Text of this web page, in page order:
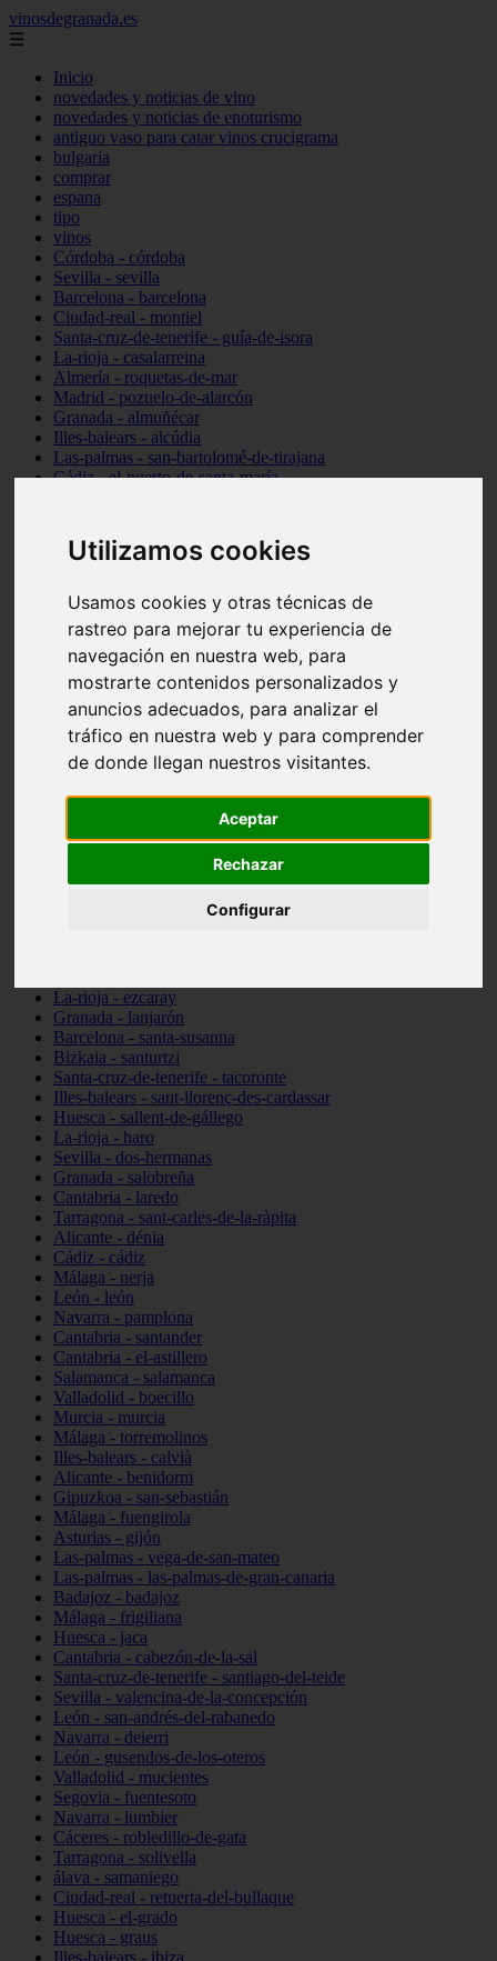
Utilizamos cookies
Usamos cookies y otras técnicas de
rastreo para mejorar tu experiencia de
navegación en nuestra web, para
mostrarte contenidos personalizados y
anuncios adecuados, para analizar el
tráfico en nuestra web y para comprender
de donde llegan nuestros visitantes.
Aceptar
Rechazar
Configurar
vinosdegranada.es
☰
Inicio
novedades y noticias de vino
novedades y noticias de enoturismo
antiguo vaso para catar vinos crucigrama
bulgaria
comprar
espana
tipo
vinos
Córdoba - córdoba
Sevilla - sevilla
Barcelona - barcelona
Ciudad-real - montiel
Santa-cruz-de-tenerife - guía-de-isora
La-rioja - casalarreina
Almería - roquetas-de-mar
Madrid - pozuelo-de-alarcón
Granada - almuñécar
Illes-balears - alcúdia
Las-palmas - san-bartolomé-de-tirajana
Cádiz - el-puerto-de-santa-maría
Santa-cruz-de-tenerife - los-llanos-de-aridane
Cantabria - suances
Granada - monachil
Huesca - isábena
Huesca - alquézar
Huesca - castejón-de-sos
Sevilla - marinaleda
Córdoba - almedinilla
Navarra - zangoza
Cantabria - arenas-de-iguña
Barcelona - la-pobla-de-lillet
Las-palmas - yaiza
Valladolid - fuensaldaña
La-rioja - ezcaray
Granada - lanjarón
Barcelona - santa-susanna
Bizkaia - santurtzi
Santa-cruz-de-tenerife - tacoronte
Illes-balears - sant-llorenç-des-cardassar
Huesca - sallent-de-gállego
La-rioja - haro
Sevilla - dos-hermanas
Granada - salobreña
Cantabria - laredo
Tarragona - sant-carles-de-la-ràpita
Alicante - dénia
Cádiz - cádiz
Málaga - nerja
León - león
Navarra - pamplona
Cantabria - santander
Cantabria - el-astillero
Salamanca - salamanca
Valladolid - boecillo
Murcia - murcia
Málaga - torremolinos
Illes-balears - calvià
Alicante - benidorm
Gipuzkoa - san-sebastián
Málaga - fuengirola
Asturias - gijón
Las-palmas - vega-de-san-mateo
Las-palmas - las-palmas-de-gran-canaria
Badajoz - badajoz
Málaga - frigiliana
Huesca - jaca
Cantabria - cabezón-de-la-sal
Santa-cruz-de-tenerife - santiago-del-teide
Sevilla - valencina-de-la-concepción
León - san-andrés-del-rabanedo
Navarra - deierri
León - gusendos-de-los-oteros
Valladolid - mucientes
Segovia - fuentesoto
Navarra - lumbier
Cáceres - robledillo-de-gata
Tarragona - solivella
álava - samaniego
Ciudad-real - retuerta-del-bullaque
Huesca - el-grado
Huesca - graus
Illes-balears - ibiza